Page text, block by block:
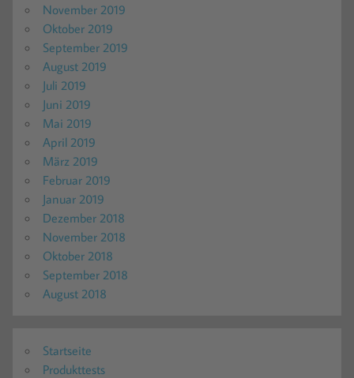
November 2019
Oktober 2019
September 2019
August 2019
Juli 2019
Juni 2019
Mai 2019
April 2019
März 2019
Februar 2019
Januar 2019
Dezember 2018
November 2018
Oktober 2018
September 2018
August 2018
Startseite
Produkttests